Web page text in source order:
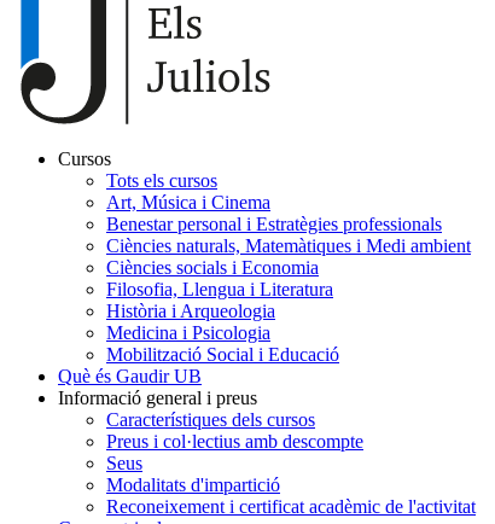
Navegación
principal
Gaudir
Cursos
Tots els cursos
Art, Música i Cinema
Benestar personal i Estratègies professionals
Ciències naturals, Matemàtiques i Medi ambient
Ciències socials i Economia
Filosofia, Llengua i Literatura
Història i Arqueologia
Medicina i Psicologia
Mobilització Social i Educació
Què és Gaudir UB
Informació general i preus
Característiques dels cursos
Preus i col·lectius amb descompte
Seus
Modalitats d'impartició
Reconeixement i certificat acadèmic de l'activitat